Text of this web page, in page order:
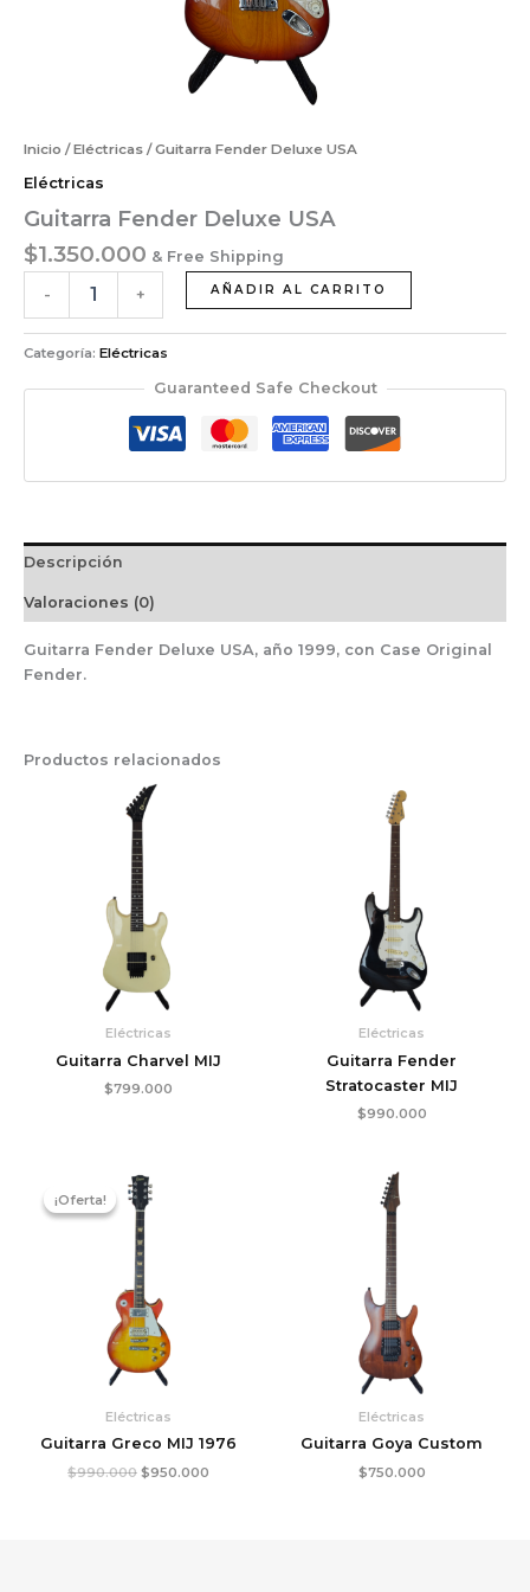
Inicio /Eléctricas / Guitarra Fender Deluxe USA
Eléctricas
Guitarra Fender Deluxe USA
$1.350.000 & Free Shipping
- + AÑADIR AL CARRITO
Categoría: Eléctricas
Guaranteed Safe Checkout
Descripción
Valoraciones (0)
Guitarra Fender Deluxe USA, año 1999, con Case Original
Fender.
Productos relacionados
Eléctricas
Guitarra Charvel MIJ
$799.000
Eléctricas
Guitarra Fender
Stratocaster MIJ
$990.000
¡Oferta!
¡Oferta!
Eléctricas
Guitarra Greco MIJ 1976
$990.000
El
precio
original
era:
$990.000.
$950.000
Eléctricas
Guitarra Goya Custom
$750.000